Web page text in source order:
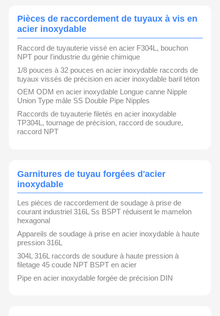
Pièces de raccordement de tuyaux à vis en
acier inoxydable
Raccord de tuyauterie vissé en acier F304L, bouchon
NPT pour l'industrie du génie chimique
1/8 pouces à 32 pouces en acier inoxydable raccords de
tuyaux vissés de précision en acier inoxydable baril téton
OEM ODM en acier inoxydable Longue canne Nipple
Union Type mâle SS Double Pipe Nipples
Raccords de tuyauterie filetés en acier inoxydable
TP304L, tournage de précision, raccord de soudure,
raccord NPT
Garnitures de tuyau forgées d'acier
inoxydable
Les pièces de raccordement de soudage à prise de
courant industriel 316L Ss BSPT réduisent le mamelon
hexagonal
Appareils de soudage à prise en acier inoxydable à haute
pression 316L
304L 316L raccords de soudure à haute pression à
filetage 45 coude NPT BSPT en acier
Pipe en acier inoxydable forgée de précision DIN